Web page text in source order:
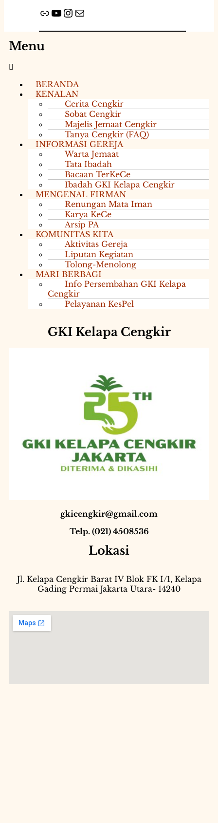
Menu
BERANDA
KENALAN
Cerita Cengkir
Sobat Cengkir
Majelis Jemaat Cengkir
Tanya Cengkir (FAQ)
INFORMASI GEREJA
Warta Jemaat
Tata Ibadah
Bacaan TerKeCe
Ibadah GKI Kelapa Cengkir
MENGENAL FIRMAN
Renungan Mata Iman
Karya KeCe
Arsip PA
KOMUNITAS KITA
Aktivitas Gereja
Liputan Kegiatan
Tolong-Menolong
MARI BERBAGI
Info Persembahan GKI Kelapa
Cengkir
Pelayanan KesPel
GKI Kelapa Cengkir
gkicengkir@gmail.com
Telp. (021) 4508536
Lokasi
Jl. Kelapa Cengkir Barat IV Blok FK I/1, Kelapa
Gading Permai Jakarta Utara- 14240